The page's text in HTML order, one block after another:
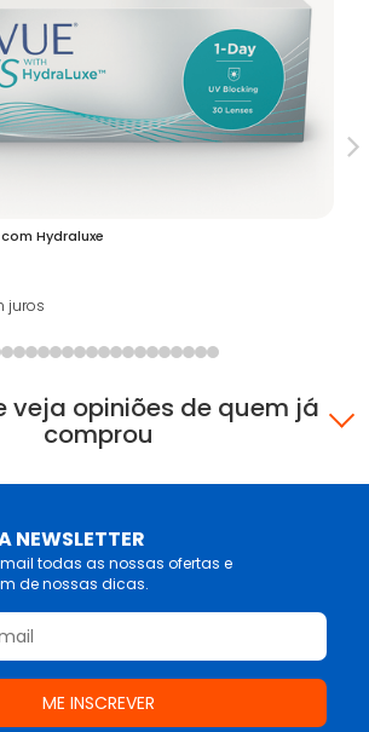
Hydraluxe
juros
veja opiniões de quem já
comprou
NEWSLETTER
todas as nossas ofertas e
de nossas dicas.